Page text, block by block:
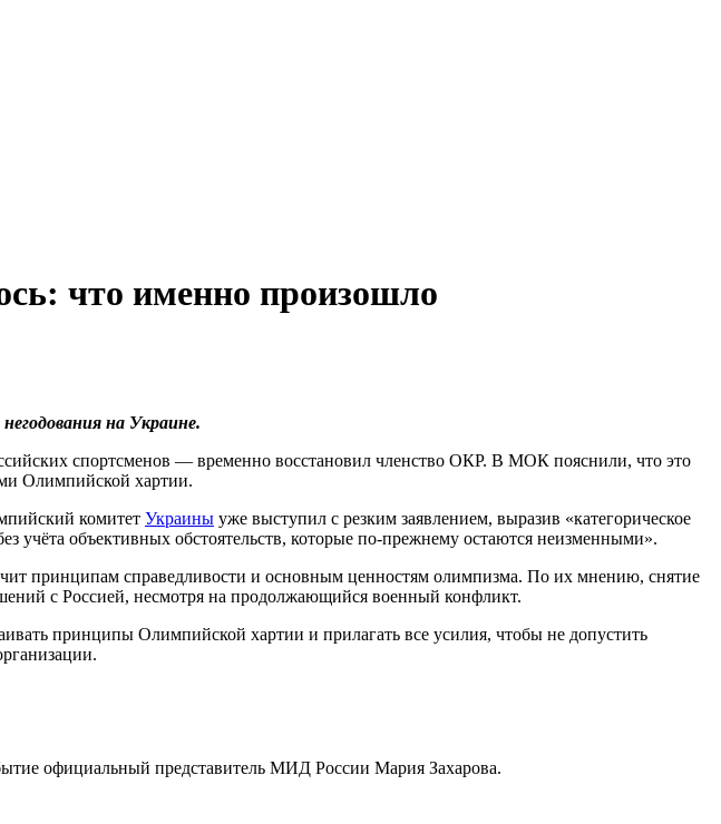
что именно произошло
на Украине.
спортсменов — временно восстановил членство ОКР. В МОК пояснили, что это
Олимпийской хартии.
комитет Украины уже выступил с резким заявлением, выразив «категорическое
объективных обстоятельств, которые по-прежнему остаются неизменными».
принципам справедливости и основным ценностям олимпизма. По их мнению, снятие
с Россией, несмотря на продолжающийся военный конфликт.
принципы Олимпийской хартии и прилагать все усилия, чтобы не допустить
официальный представитель МИД России Мария Захарова.